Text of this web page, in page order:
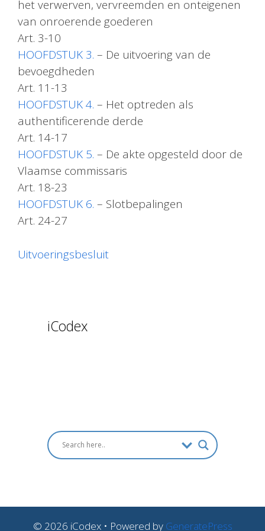
het verwerven, vervreemden en onteigenen
van onroerende goederen
Art. 3-10
HOOFDSTUK 3. – De uitvoering van de
bevoegdheden
Art. 11-13
HOOFDSTUK 4. – Het optreden als
authentificerende derde
Art. 14-17
HOOFDSTUK 5. – De akte opgesteld door de
Vlaamse commissaris
Art. 18-23
HOOFDSTUK 6. – Slotbepalingen
Art. 24-27
Uitvoeringsbesluit
iCodex
© 2026 iCodex• Powered by GeneratePress